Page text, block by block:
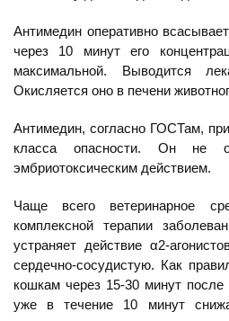
Антимедин оперативно
через 10 минут его
максимальной. Выводится
Окисляется оно в печени
Антимедин, согласно ГОСТам,
класса опасности. Он не
эмбриотоксическим действием.
Чаще всего ветеринарное
комплексной терапии
устраняет действие α2-
сердечно-сосудистую. Как
кошкам через 15-30 минут после
уже в течение 10 минут